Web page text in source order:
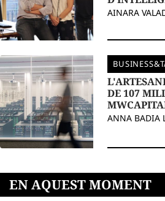
AINARA
DE 107
ANNA BADIA
EN AQUEST MOMENT